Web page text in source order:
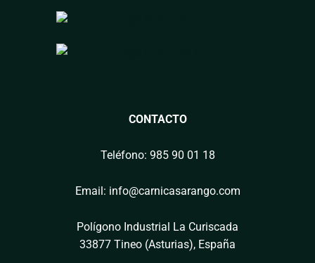
CONTACTO
Teléfono: 985 90 01 18
Email: info@carnicasarango.com
Polígono Industrial La Curiscada
33877 Tineo (Asturias), España